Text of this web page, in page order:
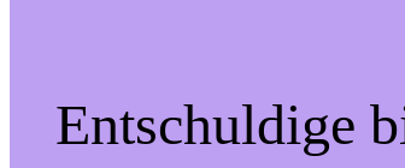
Entschuldige